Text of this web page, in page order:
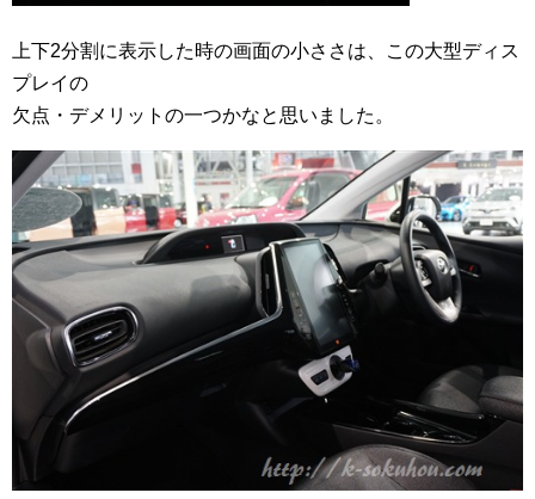
上下2分割に表示した時の画面の小ささは、この大型ディス
プレイの
欠点・デメリットの一つかなと思いました。